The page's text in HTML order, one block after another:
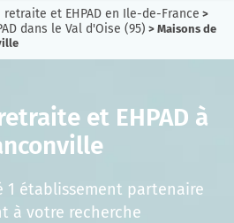
retraite et EHPAD en Ile-de-France >
dans le Val d'Oise (95) > Maisons de
et EHPAD à
1 établissement partenaire
à votre recherche